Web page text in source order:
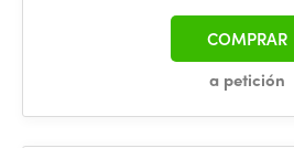
a petición
COMPRAR